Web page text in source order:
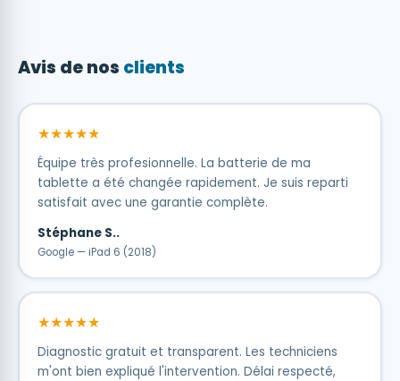
Avis de nos clients
★★★★★
Équipe très profesionnelle. La batterie de ma
tablette a été changée rapidement. Je suis reparti
satisfait avec une garantie complète.
Stéphane S..
Google — iPad 6 (2018)
★★★★★
Diagnostic gratuit et transparent. Les techniciens
m'ont bien expliqué l'intervention. Délai respecté,